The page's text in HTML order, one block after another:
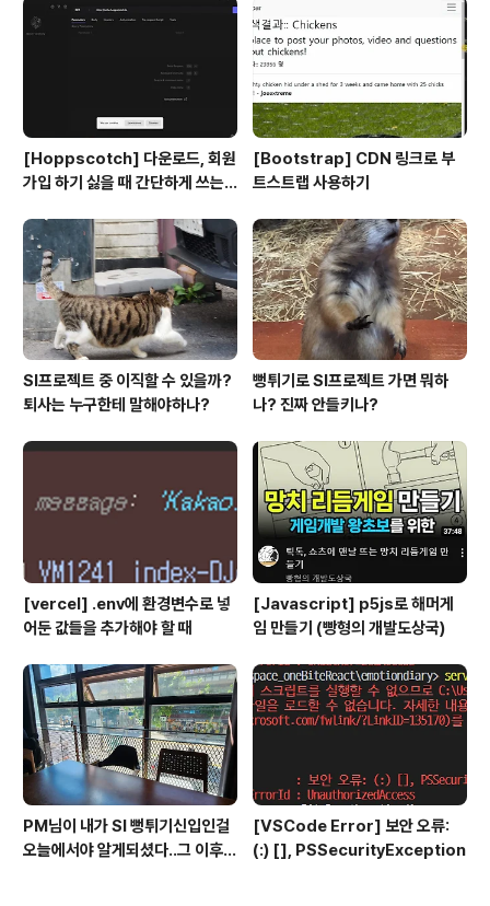
[Hoppscotch] 다운로드, 회원
가입 하기 싫을 때 간단하게 쓰는
[Bootstrap] CDN 링크로 부
트스트랩 사용하기
SI프로젝트 중 이직할 수 있을까?
퇴사는 누구한테 말해야하나?
뻥튀기로 SI프로젝트 가면 뭐하
나? 진짜 안들키나?
[vercel] .env에 환경변수로 넣
어둔 값들을 추가해야 할 때
[Javascript] p5js로 해머게
임 만들기 (빵형의 개발도상국)
PM님이 내가 SI 뻥튀기신입인걸
오늘에서야 알게되셨다..그 이후엔
[VSCode Error] 보안 오류:
(:) [], PSSecurityException